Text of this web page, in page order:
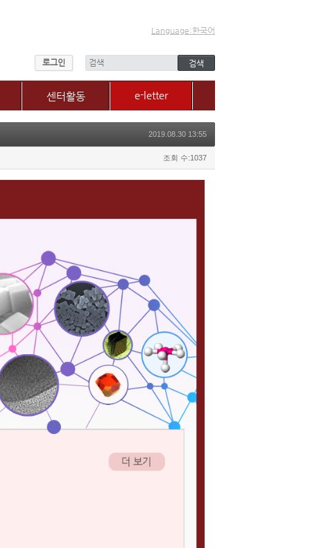
Language:한국어
로그인
센터활동 e-letter
2019.08.30 13:55
조회 수:1037